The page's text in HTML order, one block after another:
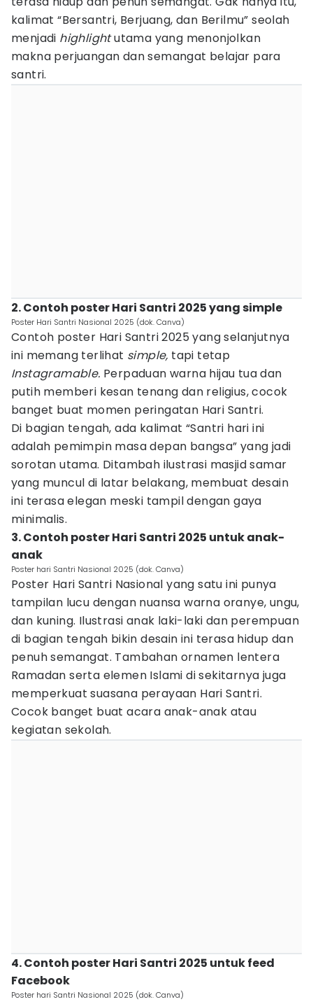
kalimat “Bersantri, Berjuang, dan Berilmu” seolah
menjadi highlightutama yang menonjolkan
makna perjuangan dan semangat belajar para
santri.
2. Contoh poster Hari Santri 2025 yang simple
Poster Hari Santri Nasional 2025 (dok. Canva)
Contoh poster Hari Santri 2025 yang selanjutnya
ini memang terlihat simple, tapi tetap
Instagramable. Perpaduan warna hijau tua dan
putih memberi kesan tenang dan religius, cocok
banget buat momen peringatan Hari Santri.
Di bagian tengah, ada kalimat “Santri hari ini
adalah pemimpin masa depan bangsa” yang jadi
sorotan utama. Ditambah ilustrasi masjid samar
yang muncul di latar belakang, membuat desain
ini terasa elegan meski tampil dengan gaya
minimalis.
3. Contoh poster Hari Santri 2025 untuk anak-
anak
Poster hari Santri Nasional 2025 (dok. Canva)
Poster Hari Santri Nasional yang satu ini punya
tampilan lucu dengan nuansa warna oranye, ungu,
dan kuning. Ilustrasi anak laki-laki dan perempuan
di bagian tengah bikin desain ini terasa hidup dan
penuh semangat. Tambahan ornamen lentera
Ramadan serta elemen Islami di sekitarnya juga
memperkuat suasana perayaan Hari Santri.
Cocok banget buat acara anak-anak atau
kegiatan sekolah.
4. Contoh poster Hari Santri 2025 untuk feed
Facebook
Poster hari Santri Nasional 2025 (dok. Canva)